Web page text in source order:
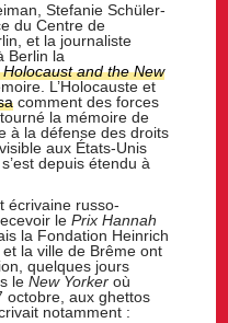
Stefanie Schüler-
du Centre de
et la journaliste
Berlin la
and the New
L’Holocauste et
comment des forces
la mémoire de
à la défense des droits
aux États-Unis
depuis étendu à
écrivaine russo-
lePrix Hannah
la Fondation Heinrich
la ville de Brême ont
quelques jours
leNew Yorker où
octobre, aux ghettos
notamment :